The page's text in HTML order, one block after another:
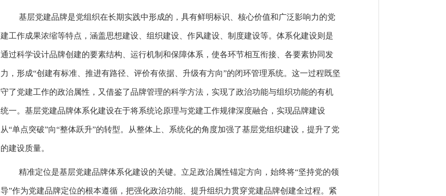
基层党建品牌是党组织在长期实践中形成的，具有鲜明标识、核心价值和广泛影响力的党
建工作成果浓缩等特点，涵盖思想建设、组织建设、作风建设、制度建设等。体系化建设则是
通过科学设计品牌创建的要素结构、运行机制和保障体系，使各环节相互衔接、各要素协同发
力，形成“创建有标准、推进有路径、评价有依据、升级有方向”的闭环管理系统。这一过程既坚
守了党建工作的政治属性，又借鉴了品牌管理的科学方法，实现了政治功能与组织功能的有机
统一。基层党建品牌体系化建设在于将系统论原理与党建工作规律深度融合，实现品牌建设
从“单点突破”向“整体跃升”的转型。从整体上、系统化的角度加强了基层党组织建设，提升了党
的建设质量。
精准定位是基层党建品牌体系化建设的关键。立足政治属性锚定方向，始终将“坚持党的领
导”作为党建品牌定位的根本遵循，把强化政治功能、提升组织力贯穿党建品牌创建全过程。紧